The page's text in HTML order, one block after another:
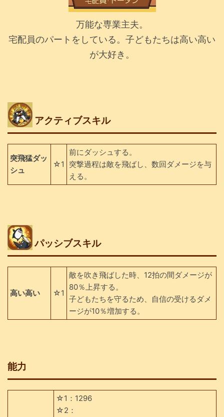
万能な専業主夫。
宅配員のパートをしている。子どもたちは高い高い
が大好き。
アクティブスキル
突飛猛ダッ
シュ
☆1
前にダッシュする。
突撃過程は敵を飛ばし、数回ダメージを与
える。
パッシブスキル
高い高い ☆1
敵を吹き飛ばした時、12拍の間ダメージが
80％上昇する。
子どもたちを守るため、自信の受けるダメ
ージが10％増加する。
能力
☆1：1296
☆2：